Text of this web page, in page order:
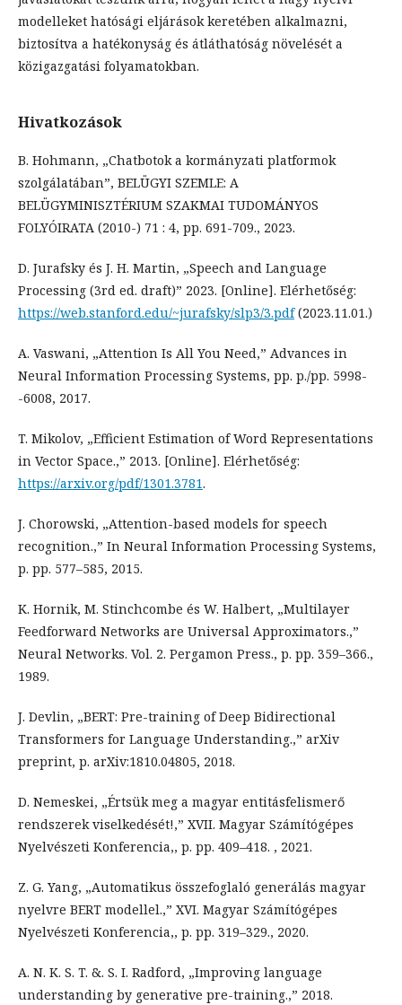
modelleket hatósági eljárások keretében alkalmazni,
biztosítva a hatékonyság és átláthatóság növelését a
közigazgatási folyamatokban.
Hivatkozások
B. Hohmann, „Chatbotok a kormányzati platformok
szolgálatában”, BELÜGYI SZEMLE: A
BELÜGYMINISZTÉRIUM SZAKMAI TUDOMÁNYOS
FOLYÓIRATA (2010-) 71 : 4, pp. 691-709., 2023.
D. Jurafsky és J. H. Martin, „Speech and Language
Processing (3rd ed. draft)” 2023. [Online]. Elérhetőség:
https://web.stanford.edu/~jurafsky/slp3/3.pdf(2023.11.01.)
A. Vaswani, „Attention Is All You Need,” Advances in
Neural Information Processing Systems, pp. p./pp. 5998-
-6008, 2017.
T. Mikolov, „Efficient Estimation of Word Representations
in Vector Space.,” 2013. [Online]. Elérhetőség:
https://arxiv.org/pdf/1301.3781.
J. Chorowski, „Attention-based models for speech
recognition.,” In Neural Information Processing Systems,
p. pp. 577–585, 2015.
K. Hornik, M. Stinchcombe és W. Halbert, „Multilayer
Feedforward Networks are Universal Approximators.,”
Neural Networks. Vol. 2. Pergamon Press., p. pp. 359–366.,
1989.
J. Devlin, „BERT: Pre-training of Deep Bidirectional
Transformers for Language Understanding.,” arXiv
preprint, p. arXiv:1810.04805, 2018.
D. Nemeskei, „Értsük meg a magyar entitásfelismerő
rendszerek viselkedését!,” XVII. Magyar Számítógépes
Nyelvészeti Konferencia,, p. pp. 409–418. , 2021.
Z. G. Yang, „Automatikus összefoglaló generálás magyar
nyelvre BERT modellel.,” XVI. Magyar Számítógépes
Nyelvészeti Konferencia,, p. pp. 319–329., 2020.
A. N. K. S. T. &. S. I. Radford, „Improving language
understanding by generative pre-training.,” 2018.